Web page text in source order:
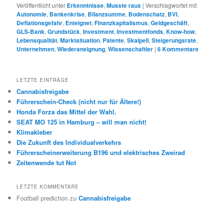
Veröffentlicht unter Erkenntnisse,Musste raus |Verschlagwortet mit
Autonomie, Bankenkrise, Bilanzsumme, Bodenschatz, BVI,
Deflationsgefahr, Enteignet,Finanzkapitalismus,Geldgeschäft,
GLS-Bank,Grundstück,Investment,Investmentfonds,Know-how,
Lebensqualität,Marktsituation, Patente,Skalpell,Steigerungsrate,
Unternehmen,Wiederaneignung,Wissenschaftler |6Kommentare
LETZTE EINTRÄGE
Cannabisfreigabe
Führerschein-Check (nicht nur für Ältere!)
Honda Forza das Mittel der Wahl.
SEAT MO 125 in Hamburg – will man nicht!
Klimakleber
Die Zukunft des Individualverkehrs
Führerscheinerweiterung B196 und elektrisches Zweirad
Zeitenwende tut Not
LETZTE KOMMENTARE
Football prediction zuCannabisfreigabe